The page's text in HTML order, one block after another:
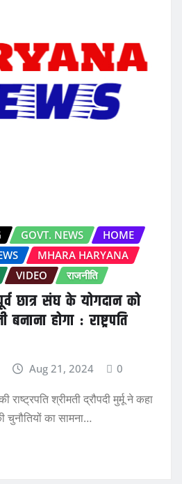
GOVT. NEWS
HOME
MHARA HARYANA
VIDEO राजनीति
छात्र संघ के योगदान को
होगा : राष्ट्रपति
Aug 21, 2024 0
श्रीमती द्रौपदी मुर्मू ने कहा
चुनौतियों का सामना…